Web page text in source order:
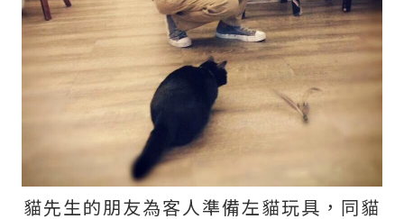
貓先生的朋友為客人準備左貓玩具，同貓